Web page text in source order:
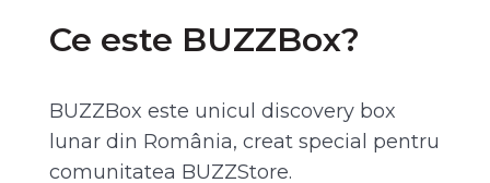
Ce este BUZZBox?
BUZZBox este unicul discovery box
lunar din România, creat special pentru
comunitatea BUZZStore.